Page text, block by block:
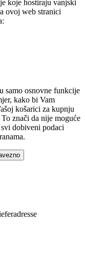
koje hostiraju vanjski
ovoj web stranici
samo osnovne funkcije
kako bi Vam
košarici za kupnju
znači da nije moguće
dobiveni podaci